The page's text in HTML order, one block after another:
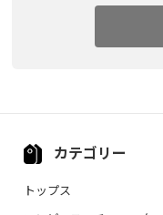
カテゴリー
トップス